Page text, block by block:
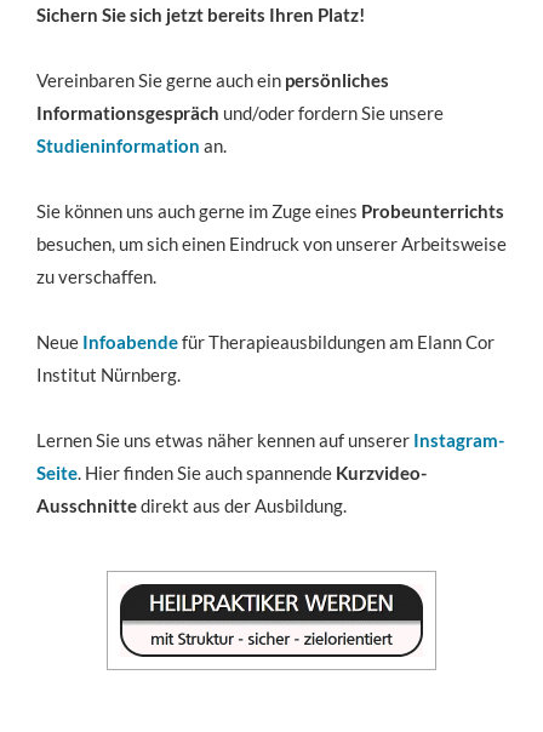
Sichern Sie sich jetzt bereits Ihren Platz!
Vereinbaren Sie gerne auch ein persönliches
Informationsgespräch und/oder fordern Sie unsere
Studieninformation an.
Sie können uns auch gerne im Zuge eines Probeunterrichts
besuchen, um sich einen Eindruck von unserer Arbeitsweise
zu verschaffen.
Neue Infoabendefür Therapieausbildungen am Elann Cor
Institut Nürnberg.
Lernen Sie uns etwas näher kennen auf unserer Instagram-
Seite. Hier finden Sie auch spannende Kurzvideo-
Ausschnittedirekt aus der Ausbildung.